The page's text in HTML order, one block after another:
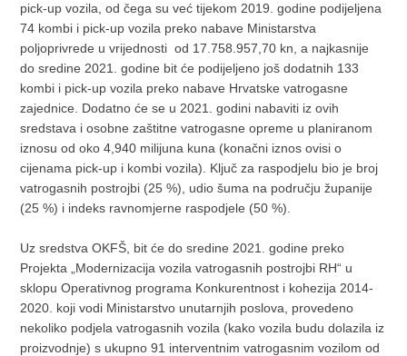
pick-up vozila, od čega su već tijekom 2019. godine podijeljena
74 kombi i pick-up vozila preko nabave Ministarstva
poljoprivrede u vrijednosti od 17.758.957,70 kn, a najkasnije
do sredine 2021. godine bit će podijeljeno još dodatnih 133
kombi i pick-up vozila preko nabave Hrvatske vatrogasne
zajednice. Dodatno će se u 2021. godini nabaviti iz ovih
sredstava i osobne zaštitne vatrogasne opreme u planiranom
iznosu od oko 4,940 milijuna kuna (konačni iznos ovisi o
cijenama pick-up i kombi vozila). Ključ za raspodjelu bio je broj
vatrogasnih postrojbi (25 %), udio šuma na području županije
(25 %) i indeks ravnomjerne raspodjele (50 %).
Uz sredstva OKFŠ, bit će do sredine 2021. godine preko
Projekta „Modernizacija vozila vatrogasnih postrojbi RH“ u
sklopu Operativnog programa Konkurentnost i kohezija 2014-
2020. koji vodi Ministarstvo unutarnjih poslova, provedeno
nekoliko podjela vatrogasnih vozila (kako vozila budu dolazila iz
proizvodnje) s ukupno 91 interventnim vatrogasnim vozilom od